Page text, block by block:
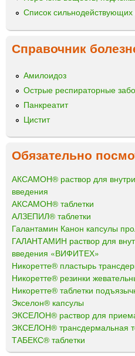
Список
Справочник
Амилоидоз
Острые респираторные
Панкреатит
Цистит
Обязательно
АКСАМОН® раствор для
введения
АКСАМОН® таблетки
АЛЗЕПИЛ® таблетки
Галантамин Канон капсулы
ГАЛАНТАМИН раствор для
введения «ВИФИТЕХ»
Никоретте® пластырь
Никоретте® резинки
Никоретте® таблетки
Экселон® капсулы
ЭКСЕЛОН® раствор для
ЭКСЕЛОН® трансдермальная
ТАБЕКС® таблетки